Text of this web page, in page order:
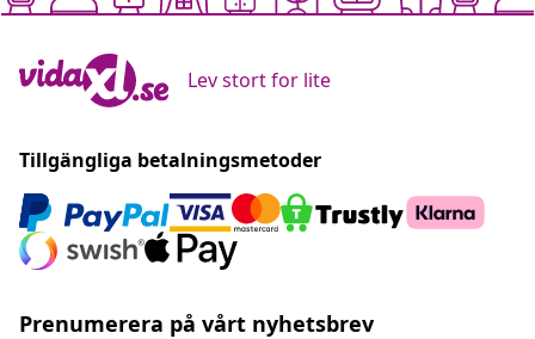
Lev stort for lite
Tillgängliga betalningsmetoder
Prenumerera på vårt nyhetsbrev